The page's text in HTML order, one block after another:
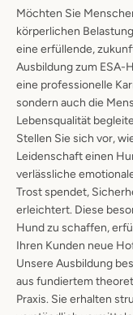
Möchten Sie
körperlichen
eine erfüllende,
Ausbildung zum ESA-
eine professionelle
sondern auch die
Lebensqualität
Stellen Sie sich vor,
Leidenschaft einen
verlässliche
Trost spendet,
erleichtert. Diese
Hund zu schaffen,
Ihren Kunden neue
Unsere Ausbildung
aus fundiertem
Praxis. Sie erhalten